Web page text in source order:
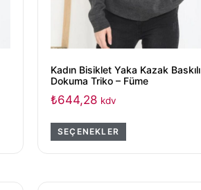
Kadın Bisiklet Yaka Kazak Baskılı
Dokuma Triko – Füme
₺644,28 kdv
SEÇENEKLER